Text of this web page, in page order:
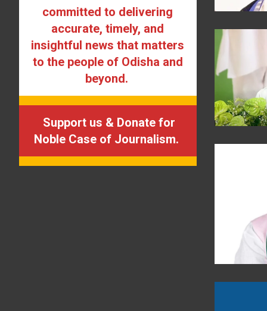
committed to delivering
accurate, timely, and
insightful news that matters
to the people of Odisha and
beyond.
Support us & Donate for
Noble Case of Journalism.